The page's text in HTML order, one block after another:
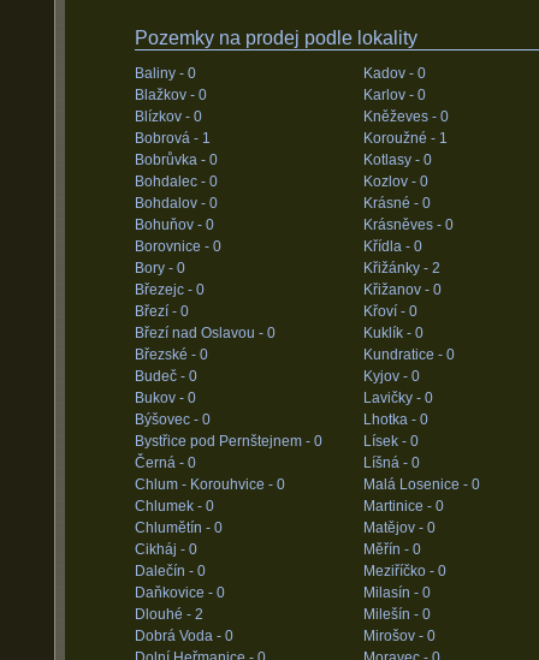
Pozemky na prodej podle lokality
Baliny - 0
Blažkov - 0
Blízkov - 0
Bobrová - 1
Bobrůvka - 0
Bohdalec - 0
Bohdalov - 0
Bohuňov - 0
Borovnice - 0
Bory - 0
Březejc - 0
Březí - 0
Březí nad Oslavou - 0
Březské - 0
Budeč - 0
Bukov - 0
Býšovec - 0
Bystřice pod Pernštejnem - 0
Černá - 0
Chlum - Korouhvice - 0
Chlumek - 0
Chlumětín - 0
Cikháj - 0
Dalečín - 0
Daňkovice - 0
Dlouhé - 2
Dobrá Voda - 0
Kadov - 0
Karlov - 0
Kněževes - 0
Koroužné - 1
Kotlasy - 0
Kozlov - 0
Krásné - 0
Krásněves - 0
Křídla - 0
Křižánky - 2
Křižanov - 0
Křoví - 0
Kuklík - 0
Kundratice - 0
Kyjov - 0
Lavičky - 0
Lhotka - 0
Lísek - 0
Líšná - 0
Malá Losenice - 0
Martinice - 0
Matějov - 0
Měřín - 0
Meziříčko - 0
Milasín - 0
Milešín - 0
Mirošov - 0